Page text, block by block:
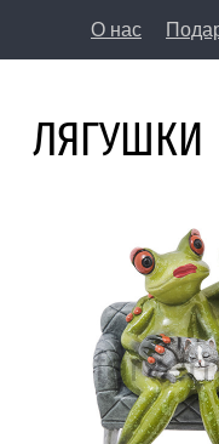
О нас
197198,
ЛЯГУШКИ